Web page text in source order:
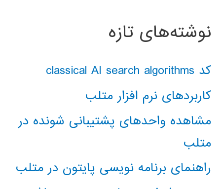
نوشته‌های تازه
کد classical AI search algorithms
کاربردهای نرم افزار متلب
مشاهده واحدهای پشتیبانی شونده در
متلب
راهنمای برنامه نویسی پایتون در متلب